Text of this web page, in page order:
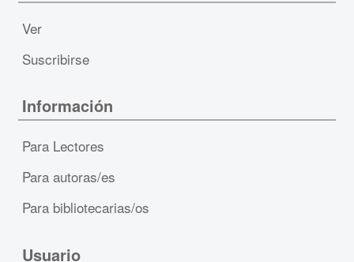
Ver
Suscribirse
Información
Para Lectores
Para autoras/es
Para bibliotecarias/os
Usuario